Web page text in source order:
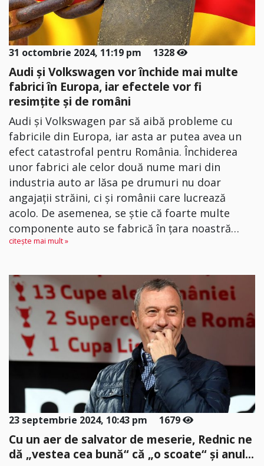
31 octombrie 2024, 11:19 pm 1328
Audi și Volkswagen vor închide mai multe
fabrici în Europa, iar efectele vor fi
resimțite și de români
Audi și Volkswagen par să aibă probleme cu
fabricile din Europa, iar asta ar putea avea un
efect catastrofal pentru România. Închiderea
unor fabrici ale celor două nume mari din
industria auto ar lăsa pe drumuri nu doar
angajații străini, ci și românii care lucrează
acolo. De asemenea, se știe că foarte multe
componente auto se fabrică în țara noastră…
citește mai mult »
23 septembrie 2024, 10:43 pm 1679
Cu un aer de salvator de meserie, Rednic ne
dă „vestea cea bună“ că „o scoate“ și anul...